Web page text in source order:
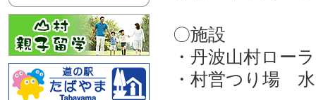
〇施設
・丹波山村ロー
・村営つり場